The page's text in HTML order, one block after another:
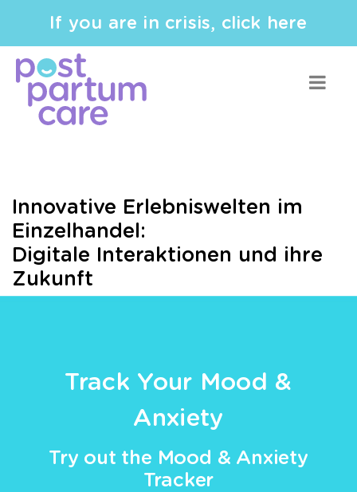
If you are in crisis, click here
Innovative Erlebniswelten im
Einzelhandel:
Digitale Interaktionen und ihre
Zukunft
Track Your Mood &
Anxiety
Try out the Mood & Anxiety
Tracker